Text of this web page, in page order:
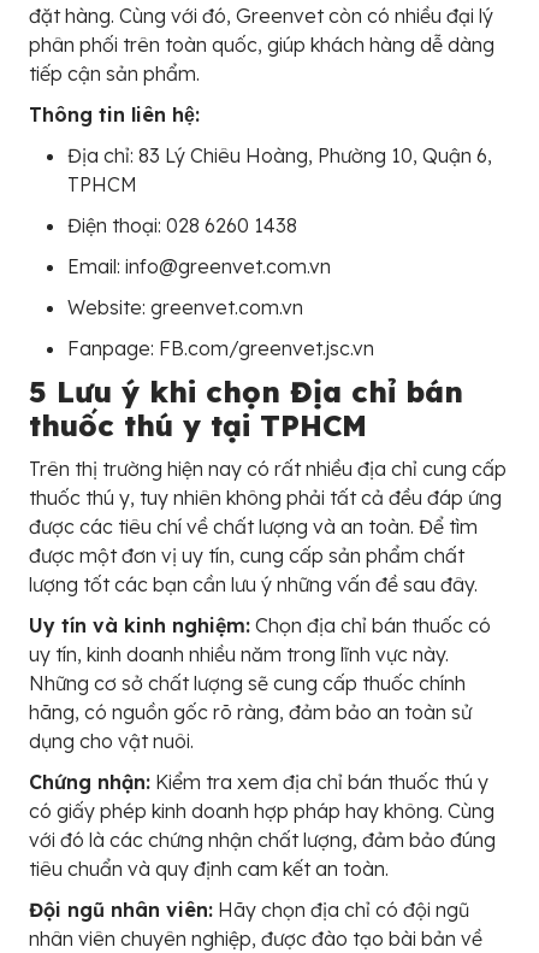
đặt hàng. Cùng với đó, Greenvet còn có nhiều đại lý
phân phối trên toàn quốc, giúp khách hàng dễ dàng
tiếp cận sản phẩm.
Thông tin liên hệ:
Địa chỉ: 83 Lý Chiêu Hoàng, Phường 10, Quận 6,
TPHCM
Điện thoại: 028 6260 1438
Email: info@greenvet.com.vn
Website: greenvet.com.vn
Fanpage: FB.com/greenvet.jsc.vn
5 Lưu ý khi chọn Địa chỉ bán
thuốc thú y tại TPHCM
Trên thị trường hiện nay có rất nhiều địa chỉ cung cấp
thuốc thú y, tuy nhiên không phải tất cả đều đáp ứng
được các tiêu chí về chất lượng và an toàn. Để tìm
được một đơn vị uy tín, cung cấp sản phẩm chất
lượng tốt các bạn cần lưu ý những vấn đề sau đây.
Uy tín và kinh nghiệm: Chọn địa chỉ bán thuốc có
uy tín, kinh doanh nhiều năm trong lĩnh vực này.
Những cơ sở chất lượng sẽ cung cấp thuốc chính
hãng, có nguồn gốc rõ ràng, đảm bảo an toàn sử
dụng cho vật nuôi.
Chứng nhận: Kiểm tra xem địa chỉ bán thuốc thú y
có giấy phép kinh doanh hợp pháp hay không. Cùng
với đó là các chứng nhận chất lượng, đảm bảo đúng
tiêu chuẩn và quy định cam kết an toàn.
Đội ngũ nhân viên: Hãy chọn địa chỉ có đội ngũ
nhân viên chuyên nghiệp, được đào tạo bài bản về